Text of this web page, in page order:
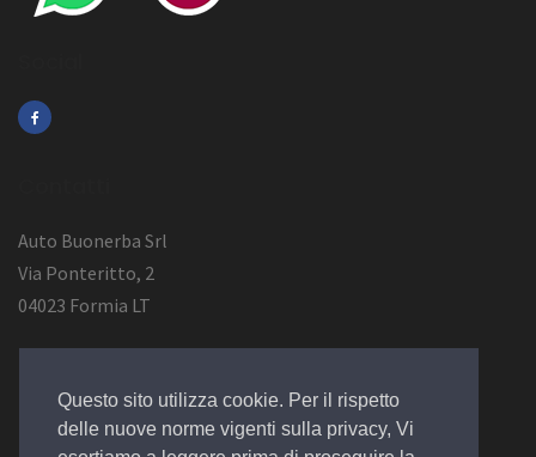
Questo sito utilizza cookie. Per il rispetto
delle nuove norme vigenti sulla privacy, Vi
Auto Buonerba Srl
Via Ponteritto, 2
04023 Formia LT
P.Iva 01473730594